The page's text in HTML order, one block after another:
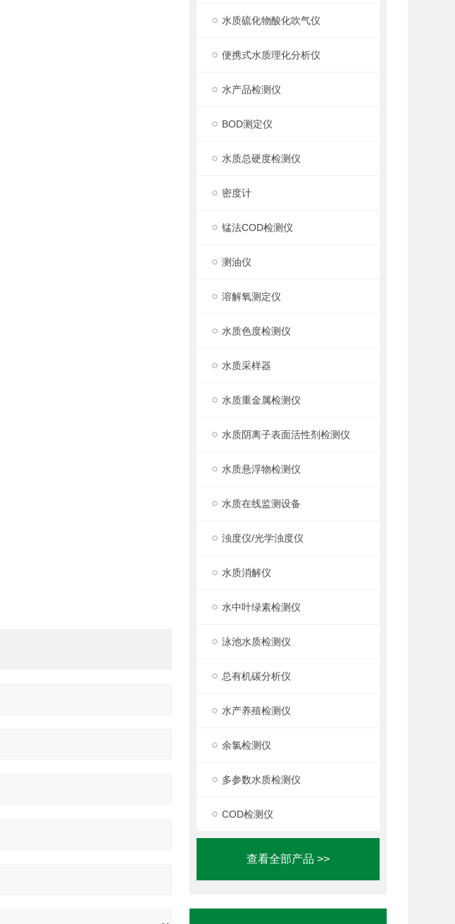
水质硫化物酸化吹气仪
便携式水质理化分析仪
水产品检测仪
BOD测定仪
水质总硬度检测仪
密度计
锰法COD检测仪
测油仪
溶解氧测定仪
水质色度检测仪
水质采样器
水质重金属检测仪
水质阴离子表面活性剂检测仪
水质悬浮物检测仪
水质在线监测设备
浊度仪/光学浊度仪
水质消解仪
水中叶绿素检测仪
泳池水质检测仪
总有机碳分析仪
水产养殖检测仪
余氯检测仪
多参数水质检测仪
COD检测仪
查看全部产品 >>